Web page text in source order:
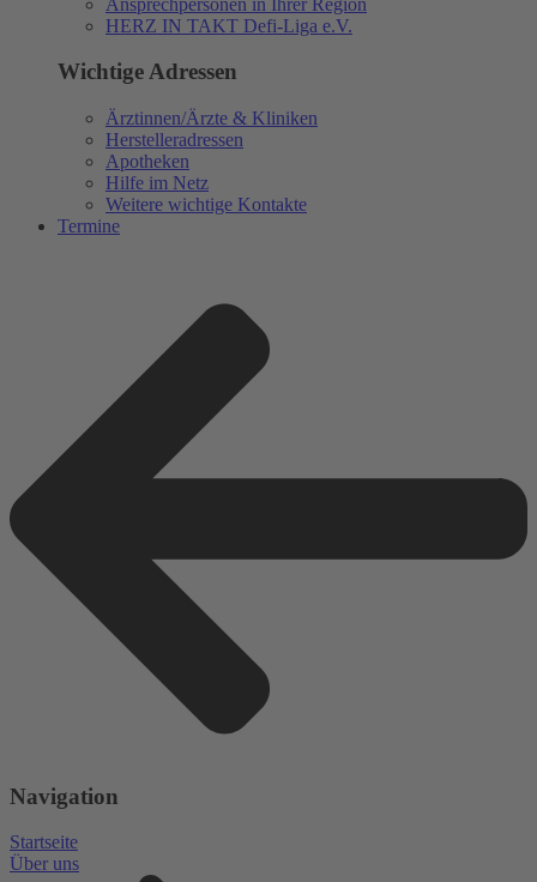
HERZ IN TAKT Defi-Liga e.V.
Wichtige Adressen
Ärztinnen/Ärzte & Kliniken
Herstelleradressen
Apotheken
Hilfe im Netz
Weitere wichtige Kontakte
Termine
Navigation
Startseite
Über uns